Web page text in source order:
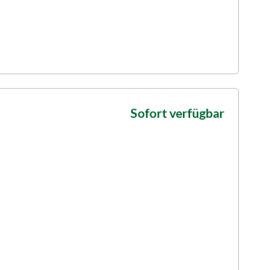
Sofort verfügbar